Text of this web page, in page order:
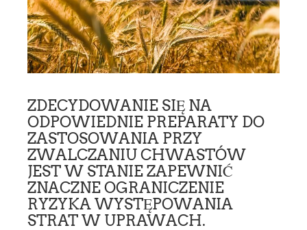
ZDECYDOWANIE SIĘ NA
ODPOWIEDNIE PREPARATY DO
ZASTOSOWANIA PRZY
ZWALCZANIU CHWASTÓW
JEST W STANIE ZAPEWNIĆ
ZNACZNE OGRANICZENIE
RYZYKA WYSTĘPOWANIA
STRAT W UPRAWACH.